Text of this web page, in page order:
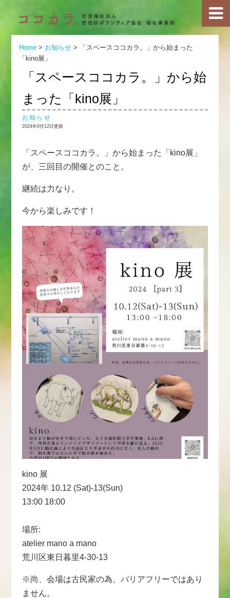
Home > お知らせ >
「スペースココカラ。」から始まった
「kino展」
「スペースココカラ。」から始
まった「kino展」
お知らせ
2024年9月12日更新
「スペースココカラ。」から始まった「kino展」
が、三回目の開催とのこと。
継続は力なり。
今から楽しみです！
kino 展
2024年 10.12 (Sat)-13(Sun)
13:00 18:00
場所:
atelier mano a mano
荒川区東日暮里4-30-13
※尚、会場は古民家の為、バリアフリーではあり
ません。